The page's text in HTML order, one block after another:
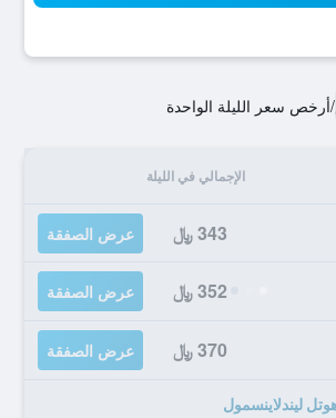
/أرخص سعر الليلة الواحدة
الإجمالي في الليلة
343 ﷼ عرض الصفقة
352 ﷼ عرض الصفقة
370 ﷼ عرض الصفقة